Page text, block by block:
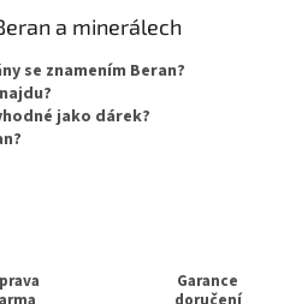
a minerálech
se znamením Beran?
jako dárek?
Garance
doručení